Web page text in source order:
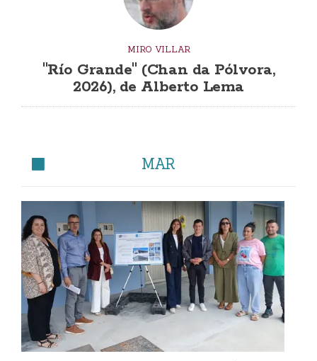
MIRO VILLAR
"Río Grande" (Chan da Pólvora,
2026), de Alberto Lema
MAR